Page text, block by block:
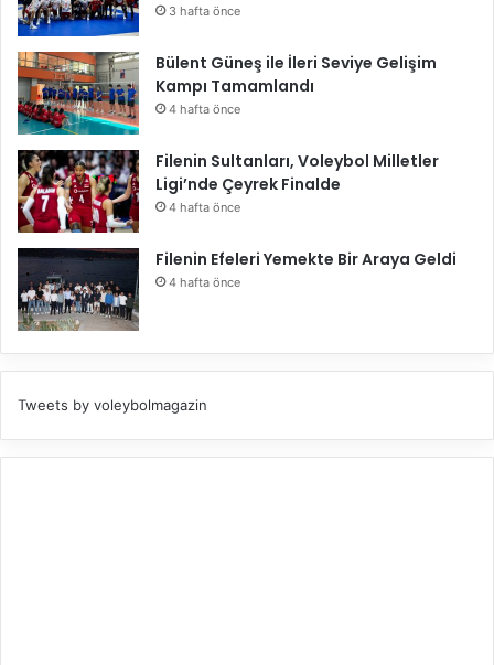
3 hafta önce
Bülent Güneş ile İleri Seviye Gelişim
Kampı Tamamlandı
4 hafta önce
Filenin Sultanları, Voleybol Milletler
Ligi’nde Çeyrek Finalde
4 hafta önce
Filenin Efeleri Yemekte Bir Araya Geldi
4 hafta önce
Tweets by voleybolmagazin